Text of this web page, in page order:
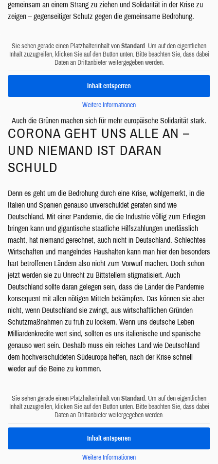
gemeinsam an einem Strang zu ziehen und Solidarität in der Krise zu
zeigen – gegenseitiger Schutz gegen die gemeinsame Bedrohung.
Sie sehen gerade einen Platzhalterinhalt von Standard . Um auf den eigentlichen
Inhalt zuzugreifen, klicken Sie auf den Button unten. Bitte beachten Sie, dass dabei
Daten an Drittanbieter weitergegeben werden.
Inhalt entsperren
Weitere Informationen
Auch die Grünen machen sich für mehr europäische Solidarität stark.
CORONA GEHT UNS ALLE AN –
UND NIEMAND IST DARAN
SCHULD
Denn es geht um die Bedrohung durch eine Krise, wohlgemerkt, in die
Italien und Spanien genauso unverschuldet geraten sind wie
Deutschland. Mit einer Pandemie, die die Industrie völlig zum Erliegen
bringen kann und gigantische staatliche Hilfszahlungen unerlässlich
macht, hat niemand gerechnet, auch nicht in Deutschland. Schlechtes
Wirtschaften und mangelndes Haushalten kann man hier den besonders
hart betroffenen Ländern also nicht zum Vorwurf machen. Doch schon
jetzt werden sie zu Unrecht zu Bittstellern stigmatisiert. Auch
Deutschland sollte daran gelegen sein, dass die Länder die Pandemie
konsequent mit allen nötigen Mitteln bekämpfen. Das können sie aber
nicht, wenn Deutschland sie zwingt, aus wirtschaftlichen Gründen
Schutzmaßnahmen zu früh zu lockern. Wenn uns deutsche Leben
Milliardenkredite wert sind, sollten es uns italienische und spanische
genauso wert sein. Deshalb muss ein reiches Land wie Deutschland
dem hochverschuldeten Südeuropa helfen, nach der Krise schnell
wieder auf die Beine zu kommen.
Sie sehen gerade einen Platzhalterinhalt von Standard . Um auf den eigentlichen
Inhalt zuzugreifen, klicken Sie auf den Button unten. Bitte beachten Sie, dass dabei
Daten an Drittanbieter weitergegeben werden.
Inhalt entsperren
Weitere Informationen